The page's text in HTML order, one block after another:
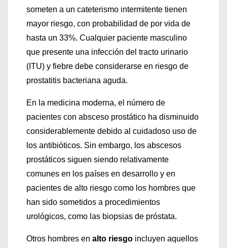
someten a un cateterismo intermitente tienen
mayor riesgo, con probabilidad de por vida de
hasta un 33%. Cualquier paciente masculino
que presente una infección del tracto urinario
(ITU) y fiebre debe considerarse en riesgo de
prostatitis bacteriana aguda.
En la medicina moderna, el número de
pacientes con absceso prostático ha disminuido
considerablemente debido al cuidadoso uso de
los antibióticos. Sin embargo, los abscesos
prostáticos siguen siendo relativamente
comunes en los países en desarrollo y en
pacientes de alto riesgo como los hombres que
han sido sometidos a procedimientos
urológicos, como las biopsias de próstata.
Otros hombres en alto riesgo incluyen aquellos